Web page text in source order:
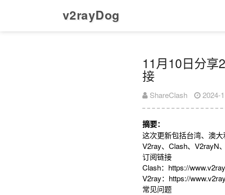
v2rayDog
11月10日分享
接
ShareClash 2024-
摘要：
这次更新包括台湾、澳
V2ray、Clash、V2rayN
订阅链接
Clash：https://
V2ray：https://
常见问题